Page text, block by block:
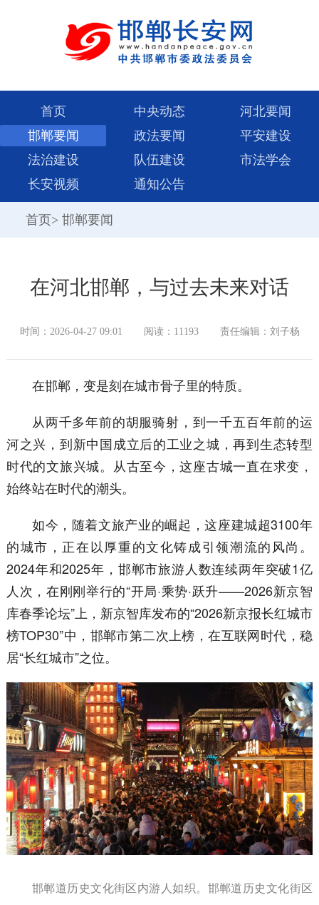
首页 中央动态
河北要闻
邯郸要闻
政法要闻
平安建设
法治建设
队伍建设
市法学会
长安视频
通知公告
首页> 邯郸要闻
在河北邯郸，与过去未来对话
时间：2026-04-27 09:01 阅读：11193 责任编辑：刘子杨
在邯郸，变是刻在城市骨子里的特质。
从两千多年前的胡服骑射，到一千五百年前的运
河之兴，到新中国成立后的工业之城，再到生态转型
时代的文旅兴城。从古至今，这座古城一直在求变，
始终站在时代的潮头。
如今，随着文旅产业的崛起，这座建城超3100年
的城市，正在以厚重的文化铸成引领潮流的风尚。
2024年和2025年，邯郸市旅游人数连续两年突破1亿
人次，在刚刚举行的“开局·乘势·跃升——2026新京智
库春季论坛”上，新京智库发布的“2026新京报长红城市
榜TOP30”中，邯郸市第二次上榜，在互联网时代，稳
居“长红城市”之位。
邯郸道历史文化街区内游人如织。邯郸道历史文化街区